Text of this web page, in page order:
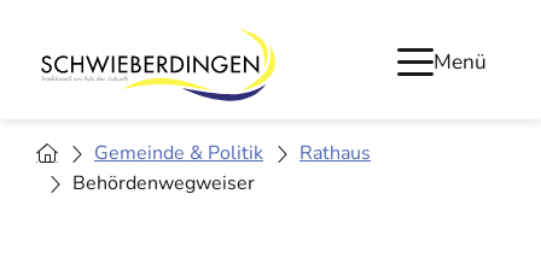
Menü
Gemeinde & Politik
Rathaus
Behördenwegweiser